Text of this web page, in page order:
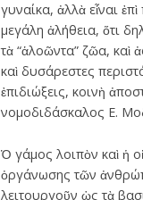
γυναίκα, ἀλλὰ εἶναι
μεγάλη ἀλήθεια, ὅτι
τὰ “ἁλοῶντα” ζῶα, καὶ
καὶ δυσάρεστες
ἐπιδιώξεις, κοινὴ
νομοδιδάσκαλος Ε.
Ὁ γάμος λοιπὸν καὶ ἡ
ὀργάνωσης τῶν
λειτουργοῦν ὡς τὰ